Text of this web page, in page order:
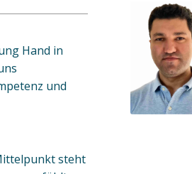
Hand in
und
steht